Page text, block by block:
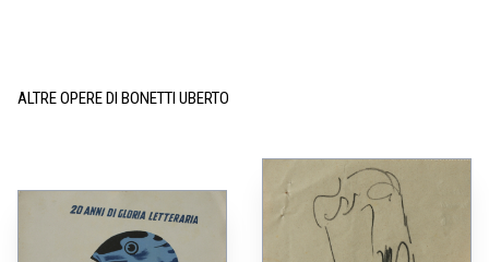
ALTRE OPERE DI BONETTI UBERTO